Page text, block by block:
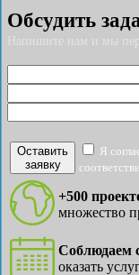
Обсудить
Напишите нам и мы
Оставить
заявку
Я
+500
множество
Соблюдаем
оказать